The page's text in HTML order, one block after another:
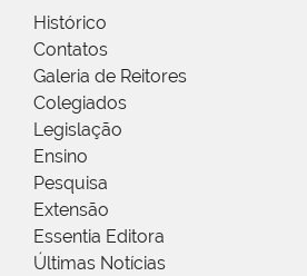
Histórico
Contatos
Galeria de Reitores
Colegiados
Legislação
Ensino
Pesquisa
Extensão
Essentia Editora
Últimas Notícias